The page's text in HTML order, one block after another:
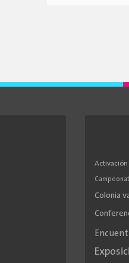
Activación
Colonia